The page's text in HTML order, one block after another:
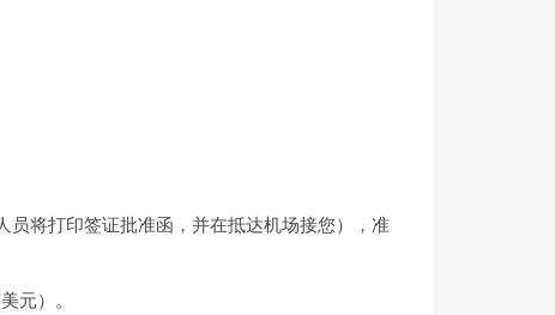
将打印签证批准函，并在抵达机场接您），准
元）。